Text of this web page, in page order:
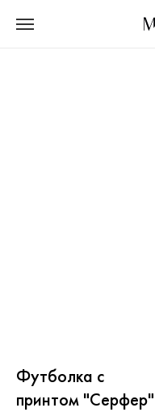
Футболка с
принтом "Серфер"